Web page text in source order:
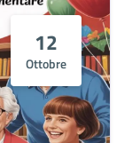
12
Ottobre